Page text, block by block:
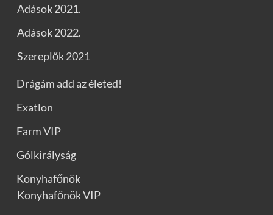
Adások 2021.
Adások 2022.
Szereplők 2021
Drágám add az életed!
Exatlon
Farm VIP
Gólkirályság
Konyhafőnök
Konyhafőnök VIP